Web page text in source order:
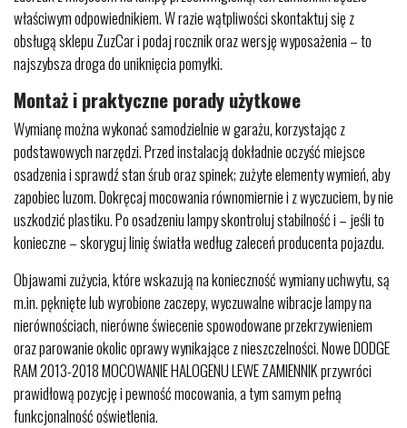
właściwym odpowiednikiem. W razie wątpliwości skontaktuj się z
obsługą sklepu ZuzCar i podaj rocznik oraz wersję wyposażenia – to
najszybsza droga do uniknięcia pomyłki.
Montaż i praktyczne porady użytkowe
Wymianę można wykonać samodzielnie w garażu, korzystając z
podstawowych narzędzi. Przed instalacją dokładnie oczyść miejsce
osadzenia i sprawdź stan śrub oraz spinek; zużyte elementy wymień, aby
zapobiec luzom. Dokręcaj mocowania równomiernie i z wyczuciem, by nie
uszkodzić plastiku. Po osadzeniu lampy skontroluj stabilność i – jeśli to
konieczne – skoryguj linię światła według zaleceń producenta pojazdu.
Objawami zużycia, które wskazują na konieczność wymiany uchwytu, są
m.in. pęknięte lub wyrobione zaczepy, wyczuwalne wibracje lampy na
nierównościach, nierówne świecenie spowodowane przekrzywieniem
oraz parowanie okolic oprawy wynikające z nieszczelności. Nowe DODGE
RAM 2013-2018 MOCOWANIE HALOGENU LEWE ZAMIENNIK przywróci
prawidłową pozycję i pewność mocowania, a tym samym pełną
funkcjonalność oświetlenia.